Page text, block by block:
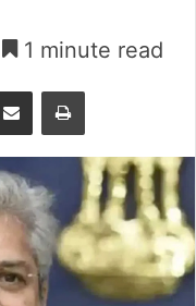
1 minute read
Share via Email Print